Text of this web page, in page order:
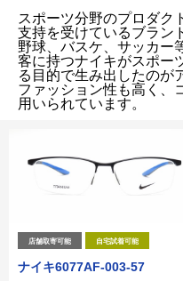
スポーツ分野のプロダク
支持を受けているブラン
野球、バスケ、サッカー
客に持つナイキがスポー
る目的で生み出したのが
ファッション性も高く、
用いられています。
店舗取寄可能 自宅試着可能
ナイキ6077AF-003-57